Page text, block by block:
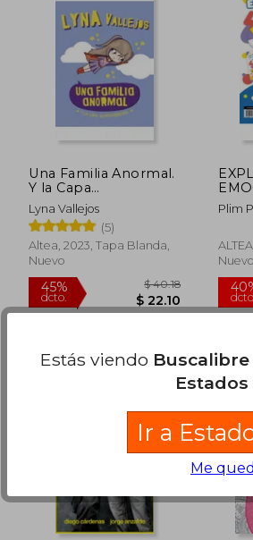
45%
dcto. $ 23.11
Una Familia Anormal.
Y la Capa
Superpoderosa
Lyna Vallejos
(5)
Altea, 2023, Tapa Blanda,
Nuevo
Plim
Nuevo
Estás viendo
Ir a
Me